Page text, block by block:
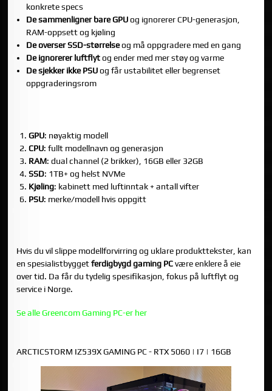
konkrete specs
De sammenligner bare GPUog ignorerer CPU-generasjon,
RAM-oppsett og kjøling
De overser SSD-størrelseog må oppgradere med en gang
De ignorerer luftflytog ender med mer støy og varme
De sjekker ikke PSUog får ustabilitet eller begrenset
oppgraderingsrom
GPU: nøyaktig modell
CPU: fullt modellnavn og generasjon
RAM: dual channel (2 brikker), 16GB eller 32GB
SSD: 1TB+ og helst NVMe
Kjøling: kabinett med luftinntak + antall vifter
PSU: merke/modell hvis oppgitt
Hvis du vil slippe modellforvirring og uklare produkttekster, kan
en spesialistbyggetferdigbygd gaming PCvære enklere å eie
over tid. Da får du tydelig spesifikasjon, fokus på luftflyt og
service i Norge.
Se alle Greencom Gaming PC-er her
ARCTICSTORM IZ539X GAMING PC - RTX 5060 | I7 | 16GB